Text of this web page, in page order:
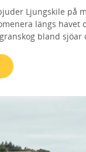
Ljungskile på
längs havet
bland sjöar